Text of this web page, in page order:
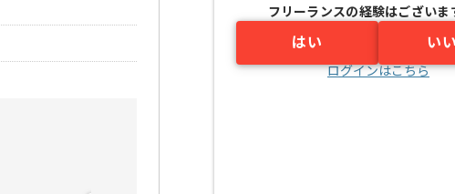
フリーランスの経験はございま
はい い
ログインはこちら